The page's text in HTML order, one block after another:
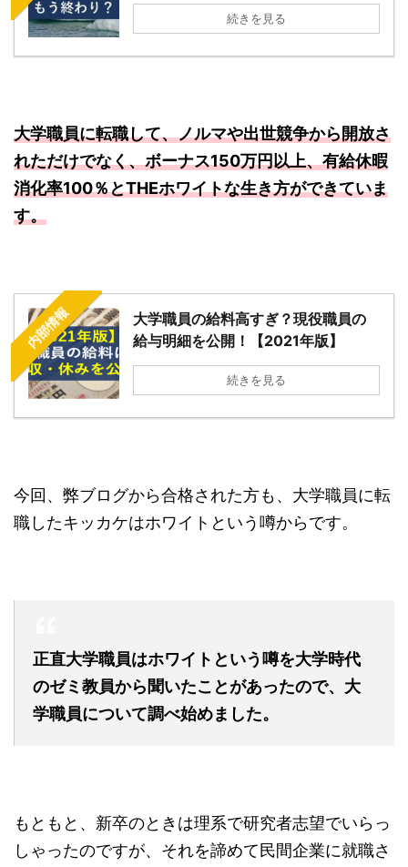
続きを見る
大学職員に転職して、ノルマや出世競争から開放さ
れただけでなく、ボーナス150万円以上、有給休暇
消化率100％とTHEホワイトな生き方ができていま
す。
内部情報
大学職員の給料高すぎ？現役職員の
給与明細を公開！【2021年版】
続きを見る
今回、弊ブログから合格された方も、大学職員に転
職したキッカケはホワイトという噂からです。
正直大学職員はホワイトという噂を大学時代
のゼミ教員から聞いたことがあったので、大
学職員について調べ始めました。
もともと、新卒のときは理系で研究者志望でいらっ
しゃったのですが、それを諦めて民間企業に就職さ